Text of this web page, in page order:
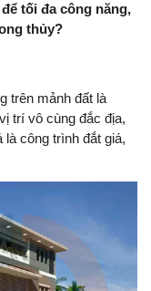
tối đa công năng,
thủy?
trên mảnh đất là
trí vô cùng đắc địa,
công trình đắt giá,